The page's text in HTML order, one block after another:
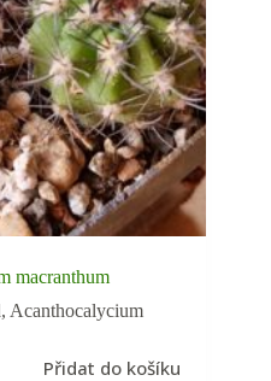
macranthum
, Acanthocalycium
Přidat do košíku